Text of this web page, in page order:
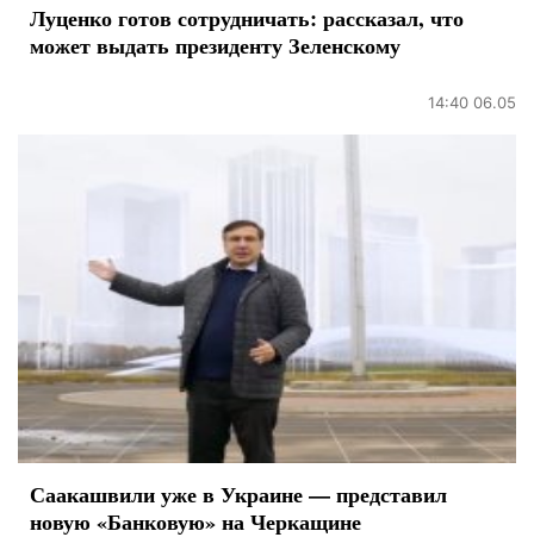
Луценко готов сотрудничать: рассказал, что
может выдать президенту Зеленскому
14:40 06.05
Саакашвили уже в Украине — представил
новую «Банковую» на Черкащине